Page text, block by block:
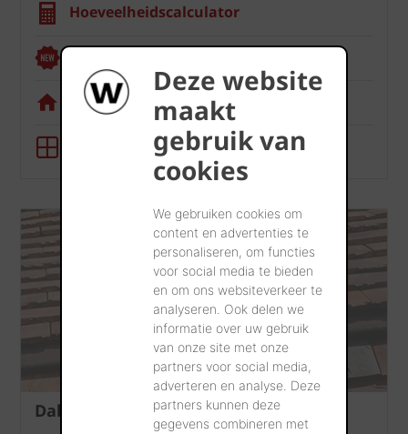
Deze website
maakt
gebruik van
cookies
We gebruiken cookies om
content en advertenties te
personaliseren, om functies
voor social media te bieden
en om ons websiteverkeer te
analyseren. Ook delen we
informatie over uw gebruik
van onze site met onze
partners voor social media,
adverteren en analyse. Deze
partners kunnen deze
gegevens combineren met
Hoeveelheidscalculator
Visualisatietool
Dak